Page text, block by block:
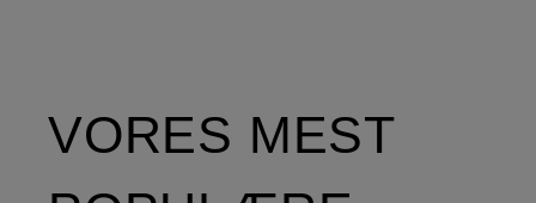
VORES MEST